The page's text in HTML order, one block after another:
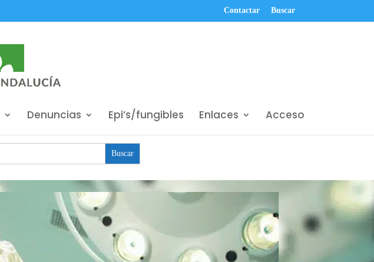
Contactar Buscar
Denuncias Epi’s/fungibles Enlaces Acceso